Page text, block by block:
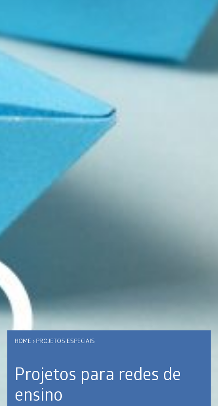
HOME › PROJETOS ESPECIAIS
Projetos para redes de
ensino